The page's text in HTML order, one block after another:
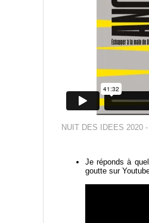
NUIT DES IDEES 2020
Je réponds à
goutte sur